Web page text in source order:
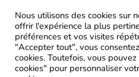
AIRtage 2024©
Mentions
Nous utilisons des cookies sur
offrir l'expérience la plus
préférences et vos visites
"Accepter tout", vous
cookies. Toutefois, vous
cookies" pour personnaliser